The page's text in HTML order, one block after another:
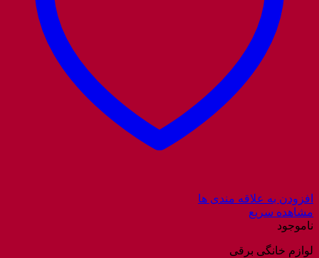
افزودن به علاقه مندی ها
مشاهده سریع
ناموجود
لوازم خانگی برقی